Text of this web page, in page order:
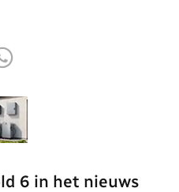
6 in het nieuws